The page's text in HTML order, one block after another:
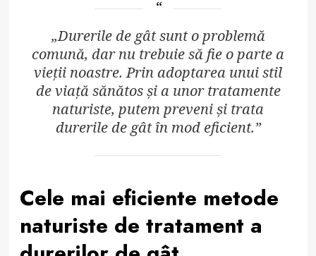
„Durerile de gât sunt o problemă
comună, dar nu trebuie să fie o parte a
vieții noastre. Prin adoptarea unui stil
de viață sănătos și a unor tratamente
naturiste, putem preveni și trata
durerile de gât în mod eficient.”
Cele mai eficiente metode
naturiste de tratament a